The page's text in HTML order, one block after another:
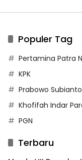
Populer Tag
Pertamina Patra
KPK
Prabowo Subianto
Khofifah Indar
PGN
Terbaru